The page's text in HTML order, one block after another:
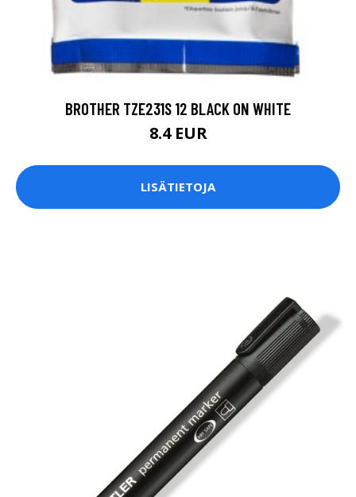
BROTHER TZE231S 12 BLACK ON WHITE
8.4 EUR
LISÄTIETOJA